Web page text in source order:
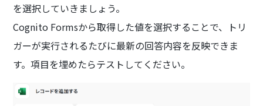
を選択していきましょう。
Cognito Formsから取得した値を選択することで、トリ
ガーが実行されるたびに最新の回答内容を反映できま
す。項目を埋めたらテストしてください。